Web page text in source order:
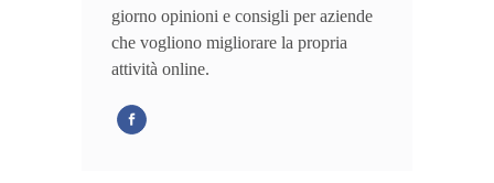
giorno opinioni e consigli per aziende
che vogliono migliorare la propria
attività online.